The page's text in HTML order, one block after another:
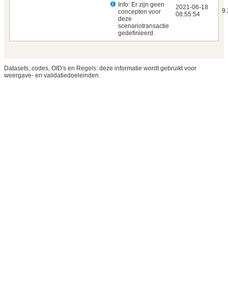
Info: Er zijn geen
concepten voor
deze
scenariotransactie
gedefinieerd.
2021‑06‑18
08:55:54
Datasets, codes, OID's en Regels: deze informatie wordt gebruikt voor
weergave- en validatiedoeleinden.